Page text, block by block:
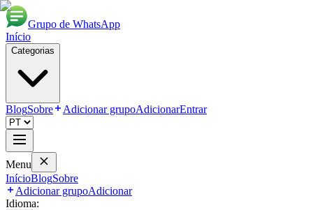
Grupo de WhatsApp
Início
Categorias
BlogSobre Adicionar grupoAdicionarEntrar
Menu
InícioBlogSobre
Adicionar grupoAdicionar
Idioma: